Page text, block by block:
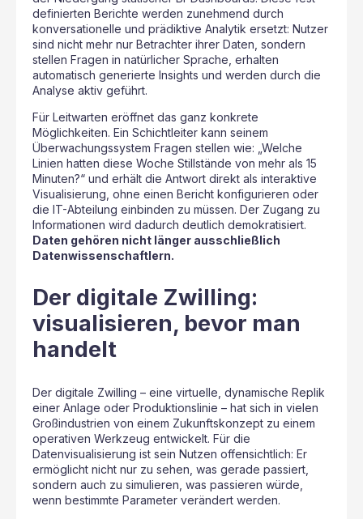
definierten Berichte werden zunehmend durch
konversationelle und prädiktive Analytik ersetzt: Nutzer
sind nicht mehr nur Betrachter ihrer Daten, sondern
stellen Fragen in natürlicher Sprache, erhalten
automatisch generierte Insights und werden durch die
Analyse aktiv geführt.
Für Leitwarten eröffnet das ganz konkrete
Möglichkeiten. Ein Schichtleiter kann seinem
Überwachungssystem Fragen stellen wie: „Welche
Linien hatten diese Woche Stillstände von mehr als 15
Minuten?“ und erhält die Antwort direkt als interaktive
Visualisierung, ohne einen Bericht konfigurieren oder
die IT-Abteilung einbinden zu müssen. Der Zugang zu
Informationen wird dadurch deutlich demokratisiert.
Daten gehören nicht länger ausschließlich
Datenwissenschaftlern.
Der digitale Zwilling:
visualisieren, bevor man
handelt
Der digitale Zwilling – eine virtuelle, dynamische Replik
einer Anlage oder Produktionslinie – hat sich in vielen
Großindustrien von einem Zukunftskonzept zu einem
operativen Werkzeug entwickelt. Für die
Datenvisualisierung ist sein Nutzen offensichtlich: Er
ermöglicht nicht nur zu sehen, was gerade passiert,
sondern auch zu simulieren, was passieren würde,
wenn bestimmte Parameter verändert werden.